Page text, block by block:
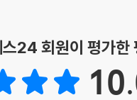
24 회원이 평가한